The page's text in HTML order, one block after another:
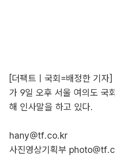
[더팩트ㅣ국회=배정한 기자
가 9일 오후 서울 여의도 국
해 인사말을 하고 있다.
hany@tf.co.kr
사진영상기획부